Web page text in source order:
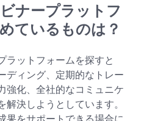
ナープラットフ
ているものは？
ラットフォームを探すと
ディング、定期的なトレー
強化、全社的なコミュニケ
決しようとしています。
果をサポートできる場合に